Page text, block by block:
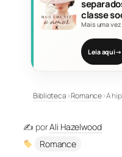
classe
Mais uma
Leia aqui→
Biblioteca›Romance›A
✍️ porAli Hazelwood
Romance